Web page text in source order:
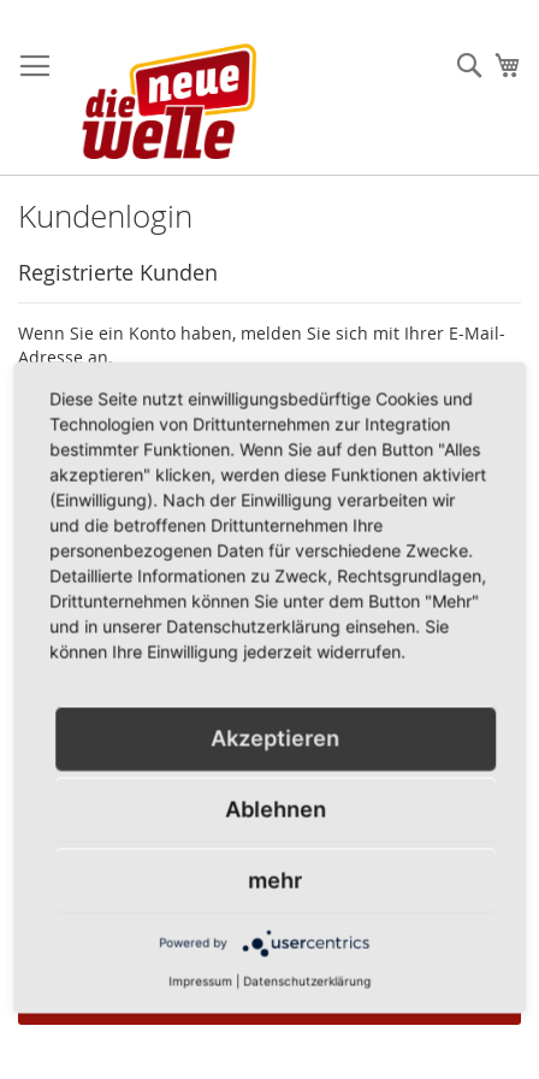
zum
Inhalt
Kundenlogin
Registrierte Kunden
Wenn Sie ein Konto haben, melden Sie sich mit Ihrer E-Mail-
Adresse an.
E-Mail
Passwort
Show Password
Anmelden
Ein Konto zu erstellen hat viele Vorteile: schneller zur Kasse
verfolgen und mehr.
Diese Seite nutzt einwilligungsbedürftige Cookies und
Technologien von Drittunternehmen zur Integration
bestimmter Funktionen. Wenn Sie auf den Button "Alles
akzeptieren" klicken, werden diese Funktionen aktiviert
(Einwilligung). Nach der Einwilligung verarbeiten wir
und die betroffenen Drittunternehmen Ihre
personenbezogenen Daten für verschiedene Zwecke.
Detaillierte Informationen zu Zweck, Rechtsgrundlagen,
Drittunternehmen können Sie unter dem Button "Mehr"
und in unserer Datenschutzerklärung einsehen. Sie
können Ihre Einwilligung jederzeit widerrufen.
Akzeptieren
Ablehnen
mehr
Powered by
Impressum Datenschutzerklärung